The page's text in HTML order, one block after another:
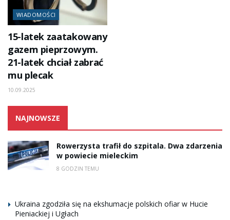
WIADOMOŚCI
15-latek zaatakowany
gazem pieprzowym.
21-latek chciał zabrać
mu plecak
10.09.2025
NAJNOWSZE
Rowerzysta trafił do szpitala. Dwa zdarzenia
w powiecie mieleckim
8 GODZIN TEMU
Ukraina zgodziła się na ekshumacje polskich ofiar w Hucie
Pieniackiej i Ugłach